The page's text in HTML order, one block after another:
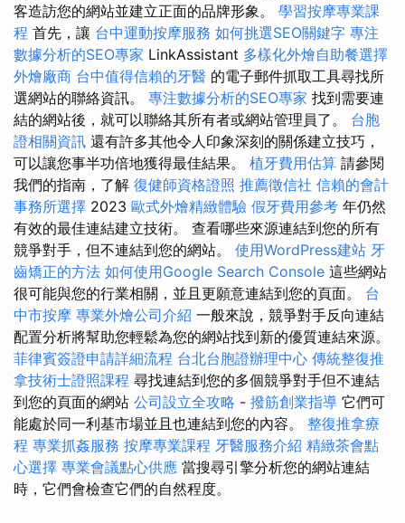
客造訪您的網站並建立正面的品牌形象。 學習按摩專業課
程 首先，讓 台中運動按摩服務 如何挑選SEO關鍵字 專注
數據分析的SEO專家 LinkAssistant 多樣化外燴自助餐選擇
外燴廠商 台中值得信賴的牙醫 的電子郵件抓取工具尋找所
選網站的聯絡資訊。 專注數據分析的SEO專家 找到需要連
結的網站後，就可以聯絡其所有者或網站管理員了。 台胞
證相關資訊 還有許多其他令人印象深刻的關係建立技巧，
可以讓您事半功倍地獲得最佳結果。 植牙費用估算 請參閱
我們的指南，了解 復健師資格證照 推薦徵信社 信賴的會計
事務所選擇 2023 歐式外燴精緻體驗 假牙費用參考 年仍然
有效的最佳連結建立技術。 查看哪些來源連結到您的所有
競爭對手，但不連結到您的網站。 使用WordPress建站 牙
齒矯正的方法 如何使用Google Search Console 這些網站
很可能與您的行業相關，並且更願意連結到您的頁面。 台
中市按摩 專業外燴公司介紹 一般來說，競爭對手反向連結
配置分析將幫助您輕鬆為您的網站找到新的優質連結來源。
菲律賓簽證申請詳細流程 台北台胞證辦理中心 傳統整復推
拿技術士證照課程 尋找連結到您的多個競爭對手但不連結
到您的頁面的網站 公司設立全攻略 - 撥筋創業指導 它們可
能處於同一利基市場並且也連結到您的內容。 整復推拿療
程 專業抓姦服務 按摩專業課程 牙醫服務介紹 精緻茶會點
心選擇 專業會議點心供應 當搜尋引擎分析您的網站連結
時，它們會檢查它們的自然程度。